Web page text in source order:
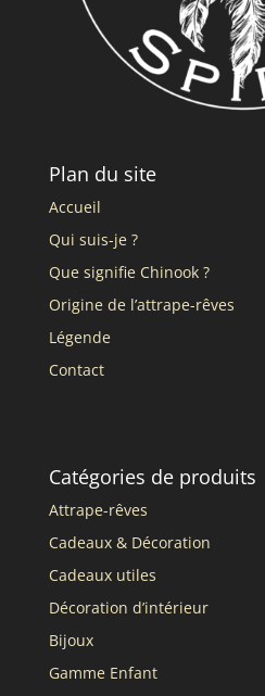
Plan du site
Accueil
Qui suis-je ?
Que signifie Chinook ?
Origine de l’attrape-rêves
Légende
Contact
Catégories de produits
Attrape-rêves
Cadeaux & Décoration
Cadeaux utiles
Décoration d’intérieur
Bijoux
Gamme Enfant